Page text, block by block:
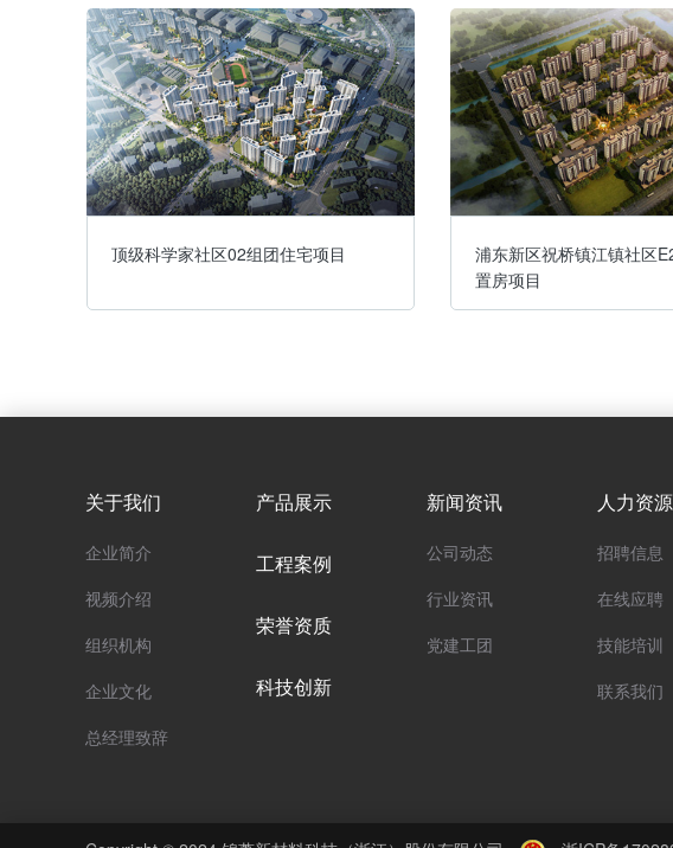
顶级科学家社区02组团住宅项目
浦东新区祝桥镇江镇社区
置房项目
关于我们
企业简介
视频介绍
组织机构
企业文化
总经理致辞
产品展示
工程案例
荣誉资质
科技创新
新闻资讯
公司动态
行业资讯
党建工团
人力资源
招聘信息
在线应聘
技能培训
联系我们